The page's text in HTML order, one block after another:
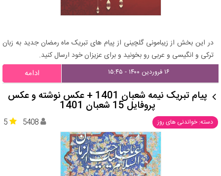
در این بخش از زیبامونی گلچینی از پیام های تبریک ماه رمضان جدید به زبان
ترکی و انگیسی و عربی رو بخونید و برای عزیزان خود ارسال کنید.
۱۶ فروردین ۱۴۰۰ - ۱۵:۴۵ ادامه
پیام تبریک نیمه شعبان 1401 + عکس نوشته و عکس
پروفایل 15 شعبان 1401
دسته: خواندنی های روز 5 5408